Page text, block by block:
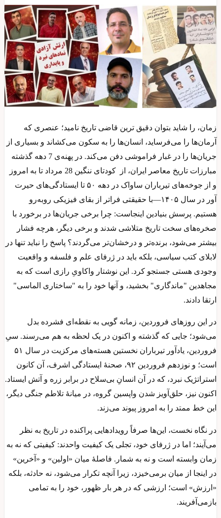
زمان، را شاید بتوان دقیق ترین قاضی تاریخ نامید؛ عنصری که
آرمان‌ها را می‌فرساید، انسان‌ها را به سکون می‌کشاند و بسیاری از
جریان‌ها را در غبار فراموشی دفن می‌کند. در پهنه‌ی 7 دهه گذشته
مبارزات تاریخ معاصر ایران، از کودتای ننگین 28 مرداد تا به امروز
و از جوخه‌های تیرباران ساواک در دهه ۵۰ تا ایستادگی‌های حیرت
آور در سال ۱۴۰۵—با حقیقتی فراتر از بقای فیزیکی روبه‌رو
هستیم. پرسش بنیادین اینجاست: چرا برخی جریان‌ها در برخورد با
صخره‌های سخت تاریخ متلاشی شدند و برخی دیگر، هرچه فشار
بیشتر می‌شود، برنده‌تر و درخشان‌تر می‌گردند؟ پاسخ را نباید تنها در
لابلای کتب سیاسی، بلکه باید در ژرفای علم و فلسفه و واقعیت
وجودی هستی جستجو کرد. این نوشتار واکاویِ رازی است که به
مجاهدین "ماندگاری" بخشید، و آنها خود را به "ساختاری الماسی"
ارتقا دادند.
در این روزهای فروردین، زمانه گویی به نقطه‌ای فشرده بدل
می‌شود؛ جایی که گذشته و اکنون در یک لحظه به هم می‌رسند. سیِ
فروردین، یادآور تیرباران نخستین هسته‌های مرکزیت در سال ۵۱
است؛ و نوزدهم فروردین ۹۲، صحنهٔ ایستادگی اشرف، آن کانون
استراتژیک نبرد، که در آن انسانِ بی‌سلاح در برابر زره و آتش ایستاد.
اکنون نیز، حلق‌آویز شدن واپسین گروه، در میانهٔ تلاطم جنگی دیگر،
این خط ممتد را به امروز پیوند می‌زند.
در نگاه نخست، این‌ها صرفاً رویدادهایی پراکنده در تاریخ به نظر
می‌آیند؛ اما در ژرفای خود، تجلی یک کیفیت واحدند: کیفیتی که نه به
زمان وابسته است و نه به شمار. فاصلهٔ میان «اولین» و «آخرین»
در اینجا از میان برمی‌خیزد، زیرا آنچه تکرار می‌شود، نه حادثه، بلکه
«ارزش» است؛ ارزشی که در هر بار ظهور، خود را به تمامی
بازمی‌آفریند.